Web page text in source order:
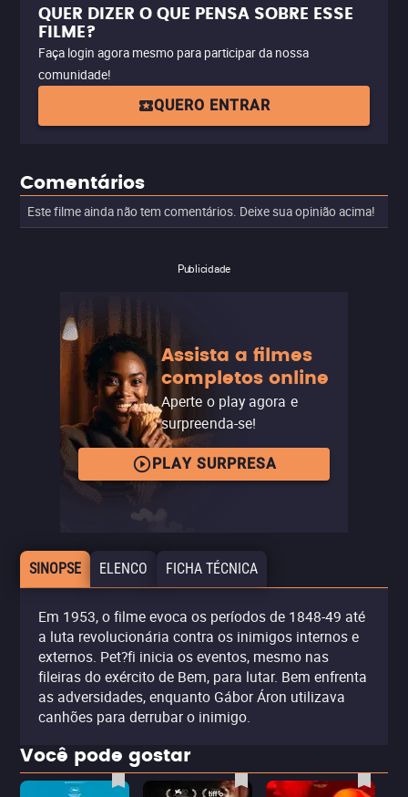
QUER DIZER O QUE PENSA SOBRE ESSE
FILME?
Faça login agora mesmo para participar da nossa
comunidade!
QUERO ENTRAR
Comentários
Este filme ainda não tem comentários. Deixe sua opinião acima!
Publicidade
Assista a filmes
completos online
Aperte o play agora e
surpreenda-se!
PLAY SURPRESA
SINOPSE ELENCO FICHA TÉCNICA
Em 1953, o filme evoca os períodos de 1848-49 até
a luta revolucionária contra os inimigos internos e
externos. Pet?fi inicia os eventos, mesmo nas
fileiras do exército de Bem, para lutar. Bem enfrenta
as adversidades, enquanto Gábor Áron utilizava
canhões para derrubar o inimigo.
Você pode gostar